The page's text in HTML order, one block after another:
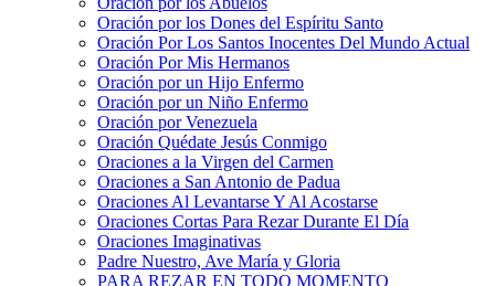
Oración por los Dones del Espíritu Santo
Oración Por Los Santos Inocentes Del Mundo Actual
Oración Por Mis Hermanos
Oración por un Hijo Enfermo
Oración por un Niño Enfermo
Oración por Venezuela
Oración Quédate Jesús Conmigo
Oraciones a la Virgen del Carmen
Oraciones a San Antonio de Padua
Oraciones Al Levantarse Y Al Acostarse
Oraciones Cortas Para Rezar Durante El Día
Oraciones Imaginativas
Padre Nuestro, Ave María y Gloria
PARA REZAR EN TODO MOMENTO